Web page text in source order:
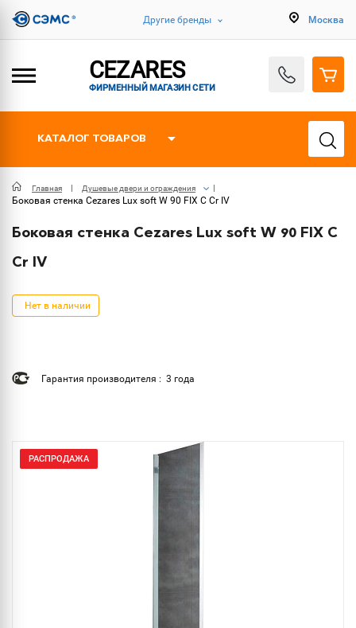
Другие бренды Москва
CEZARES
ФИРМЕННЫЙ МАГАЗИН СЕТИ
КАТАЛОГ ТОВАРОВ
Главная Душевые двери и ограждения
Боковая стенка Cezares Lux soft W 90 FIX C Cr IV
Боковая стенка Cezares Lux soft W 90 FIX C
Cr IV
Нет в наличии
Гарантия производителя : 3 года
РАСПРОДАЖА